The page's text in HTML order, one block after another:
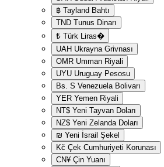
฿ Tayland Bahtı
TND Tunus Dinarı
₺ Türk Liras�
UAH Ukrayna Grivnası
OMR Umman Riyali
UYU Uruguay Pesosu
Bs. S Venezuela Bolivarı
YER Yemen Riyali
NT$ Yeni Tayvan Doları
NZ$ Yeni Zelanda Doları
₪ Yeni İsrail Şekel
Kč Çek Cumhuriyeti Korunası
CN¥ Çin Yuanı